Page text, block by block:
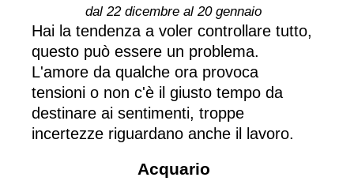
dal 22 dicembre al 20 gennaio
Hai la tendenza a voler controllare tutto,
questo può essere un problema.
L'amore da qualche ora provoca
tensioni o non c'è il giusto tempo da
destinare ai sentimenti, troppe
incertezze riguardano anche il lavoro.
Acquario